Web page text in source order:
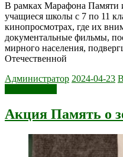
В рамках Марафона Памяти
учащиеся школы с 7 по 11
кинопросмотрах, где их
документальные фильмы,
мирного населения,
Отечественной
Администратор 2024-04-23
Акция Память о